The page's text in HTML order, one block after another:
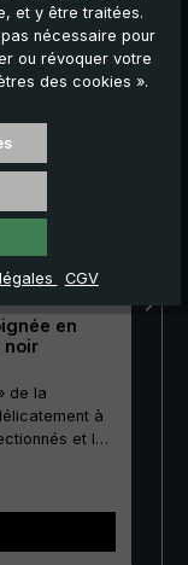
en
noir
de la
à
et la
Pour
utilise un
et y être traitées.
nécessaire pour
ou révoquer votre
des cookies ».
CGV